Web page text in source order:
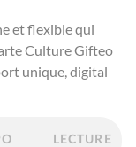
et flexible qui
Culture Gifteo
unique, digital
LECTURE